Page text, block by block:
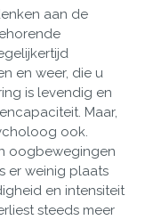
aan de
en weer, die u
is levendig en
Maar,
ook.
oogbewegingen
er weinig plaats
en intensiteit
steeds meer